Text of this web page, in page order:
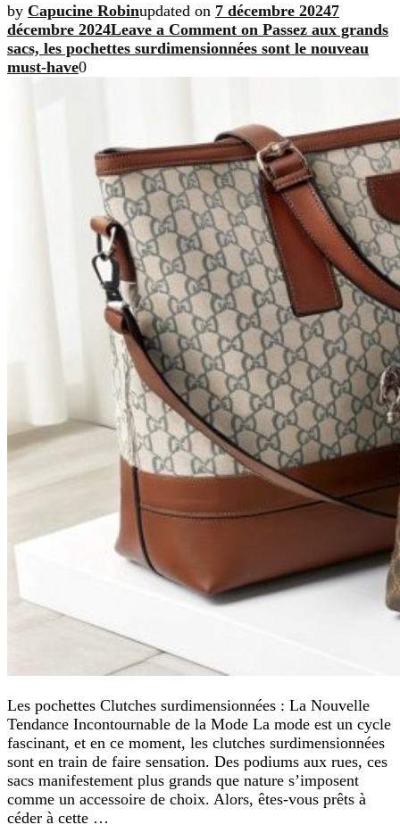
by Capucine Robinupdated on 7 décembre 20247
décembre 2024Leave a Comment on Passez aux grands
sacs, les pochettes surdimensionnées sont le nouveau
must-have0
Les pochettes Clutches surdimensionnées : La Nouvelle
Tendance Incontournable de la Mode La mode est un cycle
fascinant, et en ce moment, les clutches surdimensionnées
sont en train de faire sensation. Des podiums aux rues, ces
sacs manifestement plus grands que nature s’imposent
comme un accessoire de choix. Alors, êtes-vous prêts à
céder à cette …